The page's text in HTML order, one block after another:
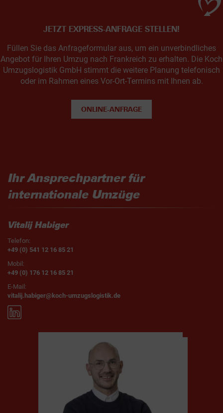
JETZT EXPRESS-ANFRAGE STELLEN!
Füllen Sie das Anfrageformular aus, um ein unverbindliches
Angebot für Ihren Umzug nach Frankreich zu erhalten. Die Koch
Umzugslogistik GmbH stimmt die weitere Planung telefonisch
oder im Rahmen eines Vor-Ort-Termins mit Ihnen ab.
ONLINE-ANFRAGE
Ihr Ansprechpartner für
internationale Umzüge
Vitalij Habiger
Telefon:
+49 (0) 541 12 16 85 21
Mobil:
+49 (0) 176 12 16 85 21
E-Mail:
vitalij.habiger@koch-umzugslogistik.de